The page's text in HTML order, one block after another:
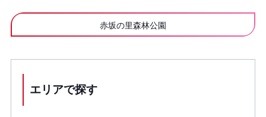
赤坂の里森林公園
エリアで探す